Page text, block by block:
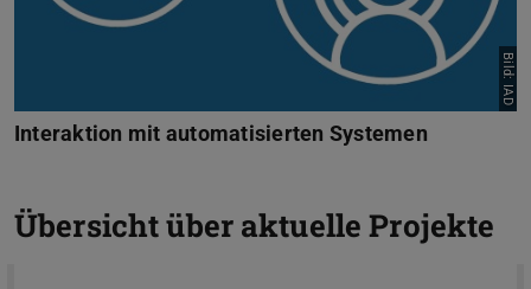
Bild: IAD
Interaktion mit automatisierten Systemen
Übersicht über aktuelle Projekte